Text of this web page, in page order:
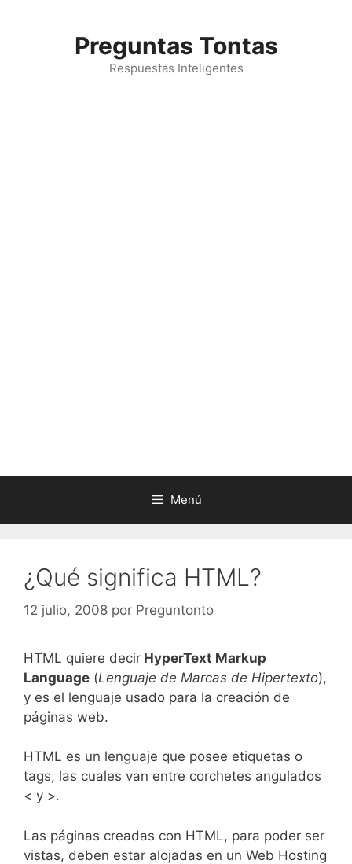
Preguntas Tontas
Respuestas Inteligentes
Menú
¿Qué significa HTML?
12 julio, 2008 por Preguntonto
HTML quiere decir HyperText Markup
Language (Lenguaje de Marcas de Hipertexto),
y es el lenguaje usado para la creación de
páginas web.
HTML es un lenguaje que posee etiquetas o
tags, las cuales van entre corchetes angulados
< y >.
Las páginas creadas con HTML, para poder ser
vistas, deben estar alojadas en un Web Hosting